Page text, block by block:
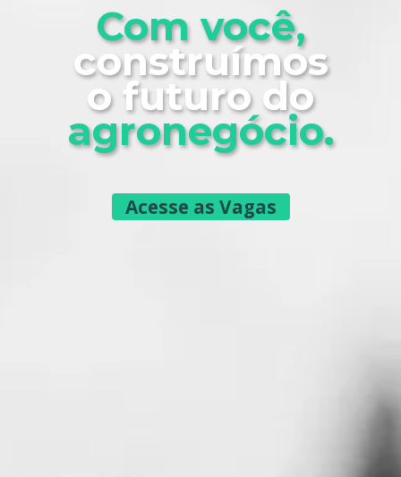
Com você,
construímos
o futuro do
agronegócio.
Acesse as Vagas